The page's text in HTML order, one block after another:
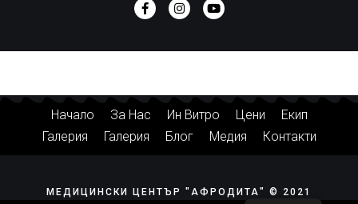
Начало За Нас Ин Витро Цени
Екип
Галерия
Галерия Блог Медия Контакти
МЕДИЦИНСКИ ЦЕНТЪР "АФРОДИТА" © 2021